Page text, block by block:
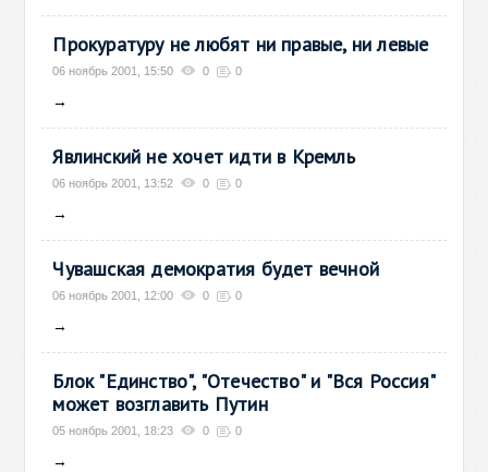
Прокуратуру не любят ни правые, ни левые
06 ноябрь 2001, 15:50 0 0
→
Явлинский не хочет идти в Кремль
06 ноябрь 2001, 13:52 0 0
→
Чувашская демократия будет вечной
06 ноябрь 2001, 12:00 0 0
→
Блок "Единство", "Отечество" и "Вся Россия"
может возглавить Путин
05 ноябрь 2001, 18:23 0 0
→